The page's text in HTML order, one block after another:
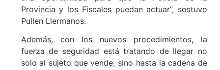
Provincia y los Fiscales puedan actuar”, sostuvo
Pullen Llermanos.
Además, con los nuevos procedimientos, la
fuerza de seguridad está tratando de llegar no
solo al sujeto que vende, sino hasta la cadena de